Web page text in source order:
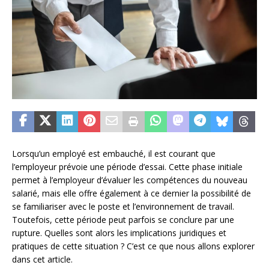
Lorsqu’un employé est embauché, il est courant que
l’employeur prévoie une période d’essai. Cette phase initiale
permet à l’employeur d’évaluer les compétences du nouveau
salarié, mais elle offre également à ce dernier la possibilité de
se familiariser avec le poste et l’environnement de travail.
Toutefois, cette période peut parfois se conclure par une
rupture. Quelles sont alors les implications juridiques et
pratiques de cette situation ? C’est ce que nous allons explorer
dans cet article.